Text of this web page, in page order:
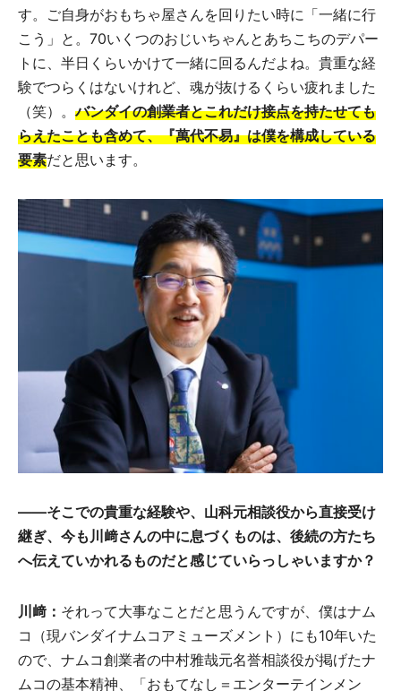
す。ご自身がおもちゃ屋さんを回りたい時に「一緒に行
こう」と。70いくつのおじいちゃんとあちこちのデパー
トに、半日くらいかけて一緒に回るんだよね。貴重な経
験でつらくはないけれど、魂が抜けるくらい疲れました
（笑）。バンダイの創業者とこれだけ接点を持たせても
らえたことも含めて、『萬代不易』は僕を構成している
要素だと思います。
――そこでの貴重な経験や、山科元相談役から直接受け
継ぎ、今も川﨑さんの中に息づくものは、 後続の方たち
へ伝えていかれるものだと感じていらっしゃいますか？
川﨑： それって大事なことだと思うんですが、僕はナム
コ（現バンダイナムコアミューズメント）にも10年いた
ので、ナムコ創業者の中村雅哉元名誉相談役が掲げたナ
ムコの基本精神、「おもてなし＝エンターテインメン